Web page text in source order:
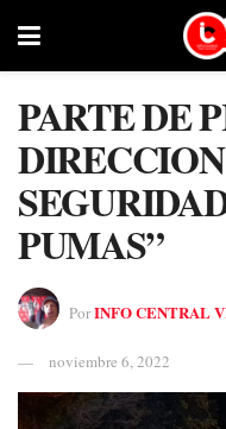
PARTE DE
PUMAS”
PorINFO CENTRAL
noviembre 6, 2022